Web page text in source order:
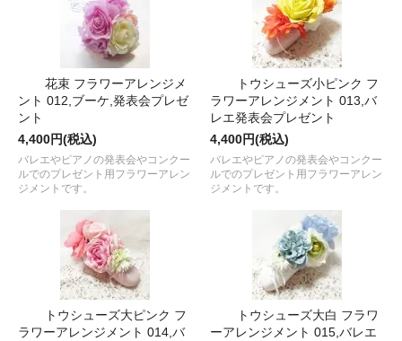
花束 フラワーアレンジメ
ント 012,ブーケ,発表会プレゼ
ント
4,400円(税込)
バレエやピアノの発表会やコンクー
ルでのプレゼント用フラワーアレン
ジメントです。
トウシューズ小ピンク フ
ラワーアレンジメント 013,バ
レエ発表会プレゼント
4,400円(税込)
バレエやピアノの発表会やコンクー
ルでのプレゼント用フラワーアレン
ジメントです。
トウシューズ大ピンク フ
ラワーアレンジメント 014,バ
トウシューズ大白 フラワ
ーアレンジメント 015,バレエ